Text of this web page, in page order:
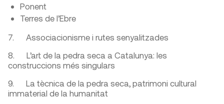
Ponent
Terres de l’Ebre
7. Associacionisme i rutes senyalitzades
8. L’art de la pedra seca a Catalunya: les
construccions més singulars
9. La tècnica de la pedra seca, patrimoni cultural
immaterial de la humanitat